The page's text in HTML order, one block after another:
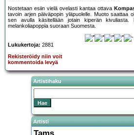
Nostetaan esiin vielä ovelasti kantaa ottava
tavoin arjen päiväpopin yläpuolelle. Muoto saattaa
sen avulla käsitellään jotain kiperän kivuliasta.
melankoliapoppia suoraan Suomesta.
Lukukertoja: 2881
Rekisteröidy niin voit
kommentoida levyä
Artistihaku
Artisti
Tams